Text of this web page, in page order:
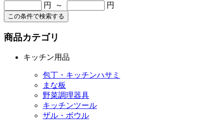
円 ～ 円
この条件で検索する
商品カテゴリ
キッチン用品
包丁・キッチンハサミ
まな板
野菜調理器具
キッチンツール
ザル・ボウル